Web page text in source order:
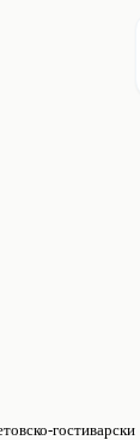
гостиварски